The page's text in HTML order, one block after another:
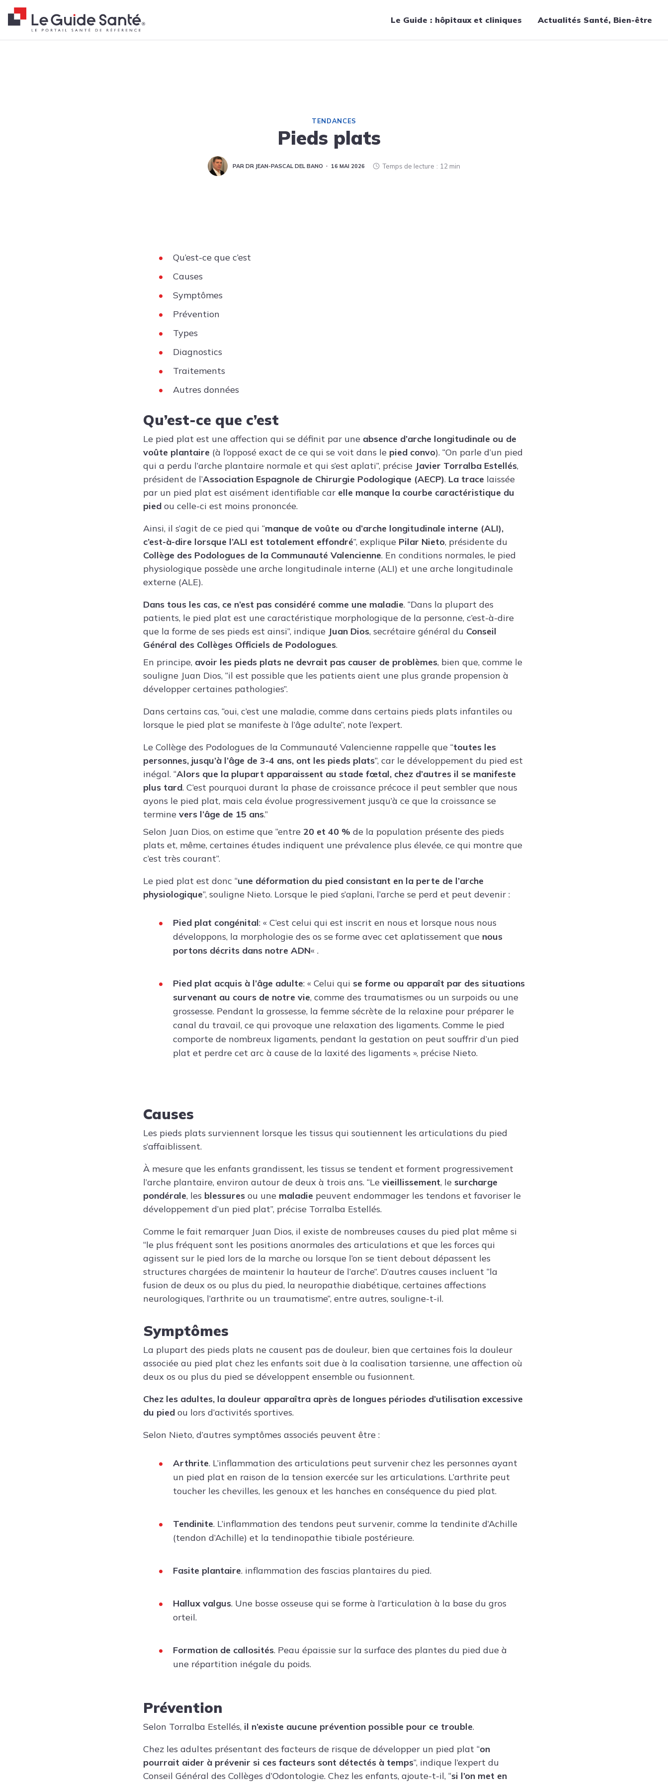
Le Guide : hôpitaux et cliniques Actualités Santé, Bien-être
TENDANCES
Pieds plats
PAR DR JEAN-PASCAL DEL BANO 16 MAI 2026 Temps de lecture 12 min
Qu’est-ce que c’est
Causes
Symptômes
Prévention
Types
Diagnostics
Traitements
Autres données
Qu’est-ce que c’est
Le pied plat est une affection qui se définit par une absence d’arche longitudinale ou de
voûte plantaire (à l’opposé exact de ce qui se voit dans le pied convo). “On parle d’un pied
qui a perdu l’arche plantaire normale et qui s’est aplati”, précise Javier Torralba Estellés,
président de l’Association Espagnole de Chirurgie Podologique (AECP). La trace laissée
par un pied plat est aisément identifiable car elle manque la courbe caractéristique du
pied ou celle-ci est moins prononcée.
Ainsi, il s’agit de ce pied qui “manque de voûte ou d’arche longitudinale interne (ALI),
c’est-à-dire lorsque l’ALI est totalement effondré”, explique Pilar Nieto, présidente du
Collège des Podologues de la Communauté Valencienne. En conditions normales, le pied
physiologique possède une arche longitudinale interne (ALI) et une arche longitudinale
externe (ALE).
Dans tous les cas, ce n’est pas considéré comme une maladie. “Dans la plupart des
patients, le pied plat est une caractéristique morphologique de la personne, c’est-à-dire
que la forme de ses pieds est ainsi”, indique Juan Dios, secrétaire général du Conseil
Général des Collèges Officiels de Podologues.
En principe, avoir les pieds plats ne devrait pas causer de problèmes, bien que, comme le
souligne Juan Dios, “il est possible que les patients aient une plus grande propension à
développer certaines pathologies”.
Dans certains cas, “oui, c’est une maladie, comme dans certains pieds plats infantiles ou
lorsque le pied plat se manifeste à l’âge adulte”, note l’expert.
Le Collège des Podologues de la Communauté Valencienne rappelle que “toutes les
personnes, jusqu’à l’âge de 3-4 ans, ont les pieds plats”, car le développement du pied est
inégal. “Alors que la plupart apparaissent au stade fœtal, chez d’autres il se manifeste
plus tard. C’est pourquoi durant la phase de croissance précoce il peut sembler que nous
ayons le pied plat, mais cela évolue progressivement jusqu’à ce que la croissance se
termine vers l’âge de 15 ans.”
Selon Juan Dios, on estime que “entre 20 et 40 % de la population présente des pieds
plats et, même, certaines études indiquent une prévalence plus élevée, ce qui montre que
c’est très courant”.
Le pied plat est donc “une déformation du pied consistant en la perte de l’arche
physiologique”, souligne Nieto. Lorsque le pied s’aplani, l’arche se perd et peut devenir :
Pied plat congénital: « C’est celui qui est inscrit en nous et lorsque nous nous
développons, la morphologie des os se forme avec cet aplatissement que nous
portons décrits dans notre ADN« .
Pied plat acquis à l’âge adulte: « Celui qui se forme ou apparaît par des situations
survenant au cours de notre vie, comme des traumatismes ou un surpoids ou une
grossesse. Pendant la grossesse, la femme sécrète de la relaxine pour préparer le
canal du travail, ce qui provoque une relaxation des ligaments. Comme le pied
comporte de nombreux ligaments, pendant la gestation on peut souffrir d’un pied
plat et perdre cet arc à cause de la laxité des ligaments », précise Nieto.
Causes
Les pieds plats surviennent lorsque les tissus qui soutiennent les articulations du pied
s’affaiblissent.
À mesure que les enfants grandissent, les tissus se tendent et forment progressivement
l’arche plantaire, environ autour de deux à trois ans. “Le vieillissement, le surcharge
pondérale, les blessures ou une maladie peuvent endommager les tendons et favoriser le
développement d’un pied plat”, précise Torralba Estellés.
Comme le fait remarquer Juan Dios, il existe de nombreuses causes du pied plat même si
“le plus fréquent sont les positions anormales des articulations et que les forces qui
agissent sur le pied lors de la marche ou lorsque l’on se tient debout dépassent les
structures chargées de maintenir la hauteur de l’arche”. D’autres causes incluent “la
fusion de deux os ou plus du pied, la neuropathie diabétique, certaines affections
neurologiques, l’arthrite ou un traumatisme”, entre autres, souligne-t-il.
Symptômes
La plupart des pieds plats ne causent pas de douleur, bien que certaines fois la douleur
associée au pied plat chez les enfants soit due à la coalisation tar­sienne, une affection où
deux os ou plus du pied se développent ensemble ou fusionnent.
Chez les adultes, la douleur apparaîtra après de longues périodes d’utilisation excessive
du pied ou lors d’activités sportives.
Selon Nieto, d’autres symptômes associés peuvent être :
Arthrite. L’inflammation des articulations peut survenir chez les personnes ayant
un pied plat en raison de la tension exercée sur les articulations. L’arthrite peut
toucher les chevilles, les genoux et les hanches en conséquence du pied plat.
Tendinite. L’inflammation des tendons peut survenir, comme la tendinite d’Achille
(tendon d’Achille) et la tendinopathie tibiale postérieure.
Fasite plantaire. inflammation des fascias plantaires du pied.
Hallux valgus. Une bosse osseuse qui se forme à l’articulation à la base du gros
orteil.
Formation de callosités. Peau épaissie sur la surface des plantes du pied due à
une répartition inégale du poids.
Prévention
Selon Torralba Estellés, il n’existe aucune prévention possible pour ce trouble.
Chez les adultes présentant des facteurs de risque de développer un pied plat “on
pourrait aider à prévenir si ces facteurs sont détectés à temps”, indique l’expert du
Conseil Général des Collèges d’Odontologie. Chez les enfants, ajoute-t-il, “si l’on met en